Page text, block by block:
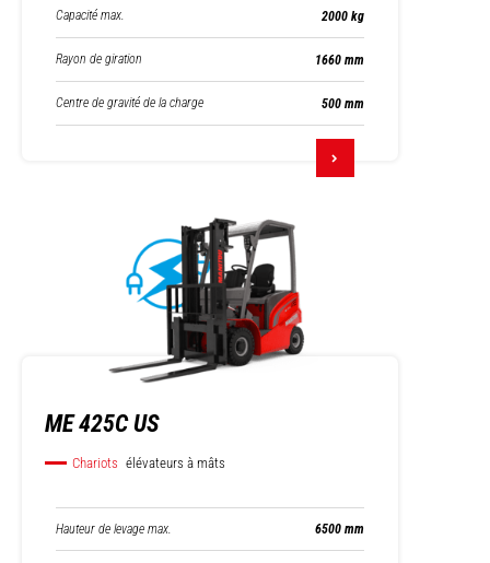
Capacité max. 2000 kg
Rayon de giration 1660 mm
Centre de gravité de la charge 500 mm
ME 425C US
Chariots élévateurs à mâts
Hauteur de levage max. 6500 mm